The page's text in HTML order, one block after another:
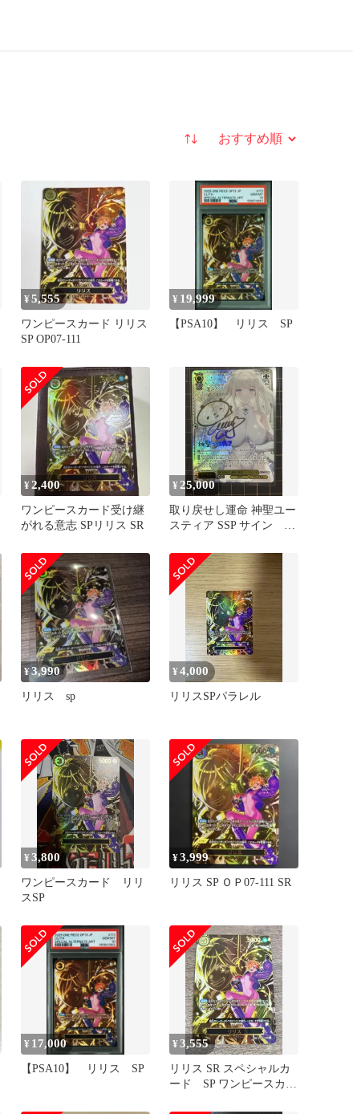
並び替え
¥5,555
ワンピースカード リリス
SP OP07-111
¥ 19,999
【PSA10】 リリス SP
¥2,400
ワンピースカード受け継
がれる意志 SPリリス SR
¥ 25,000
取り戻せし運命 神聖ユー
スティア SSP サイン ブ
¥3,990
リリス sp
¥4,000
リリスSPパラレル
¥3,800
ワンピースカード リリ
スSP
¥3,999
リリス SP ＯＰ07-111 SR
¥ 17,000
【PSA10】 リリス SP
¥3,555
リリス SR スペシャルカ
ード SP ワンピースカー